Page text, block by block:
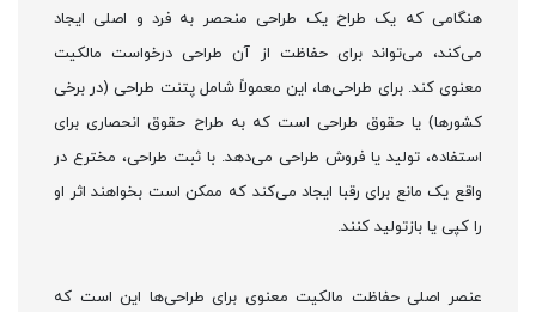
هنگامی که یک طراح یک طراحی منحصر به فرد و اصلی ایجاد
می‌کند، می‌تواند برای حفاظت از آن طراحی درخواست مالکیت
معنوی کند. برای طراحی‌ها، این معمولاً شامل پتنت طراحی (در برخی
کشورها) یا حقوق طراحی است که به طراح حقوق انحصاری برای
استفاده، تولید یا فروش طراحی می‌دهد. با ثبت طراحی، مخترع در
واقع یک مانع برای رقبا ایجاد می‌کند که ممکن است بخواهند اثر او
را کپی یا بازتولید کنند.
عنصر اصلی حفاظت مالکیت معنوی برای طراحی‌ها این است که